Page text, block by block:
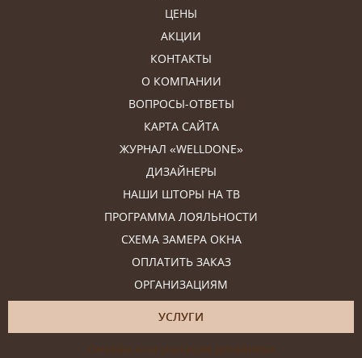
ЦЕНЫ
АКЦИИ
КОНТАКТЫ
О КОМПАНИИ
ВОПРОСЫ-ОТВЕТЫ
КАРТА САЙТА
ЖУРНАЛ «WELLDONE»
ДИЗАЙНЕРЫ
НАШИ ШТОРЫ НА ТВ
ПРОГРАММА ЛОЯЛЬНОСТИ
СХЕМА ЗАМЕРА ОКНА
ОПЛАТИТЬ ЗАКАЗ
ОРГАНИЗАЦИЯМ
УСЛУГИ
Онлайн-консультация дизайнера